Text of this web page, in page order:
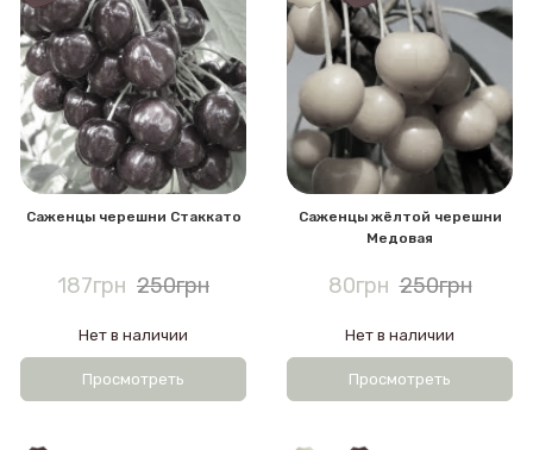
Саженцы черешни Стаккато
187грн 250грн
Нет в наличии
Просмотреть
Саженцы жёлтой черешни
Медовая
80грн 250грн
Нет в наличии
Просмотреть